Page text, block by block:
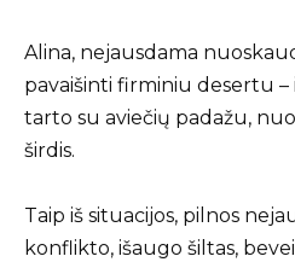
Alina, nejausdama
pavaišinti firminiu desertu
tarto su aviečių padažu,
širdis.
Taip iš situacijos, pilnos
konflikto, išaugo šiltas,